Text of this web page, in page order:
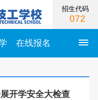
招生代码
072
在线报名
开学安全大检查